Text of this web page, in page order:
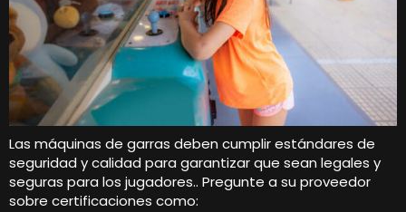
Las máquinas de garras deben cumplir estándares de
seguridad y calidad para garantizar que sean legales y
seguras para los jugadores.. Pregunte a su proveedor
sobre certificaciones como: